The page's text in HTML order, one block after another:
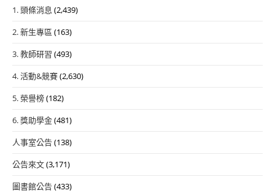
1. 頭條消息 (2,439)
2. 新生專區 (163)
3. 教師研習 (493)
4. 活動&競賽(2,630)
5. 榮譽榜(182)
6. 獎助學金(481)
人事室公告(138)
公告來文(3,171)
圖書館公告(433)